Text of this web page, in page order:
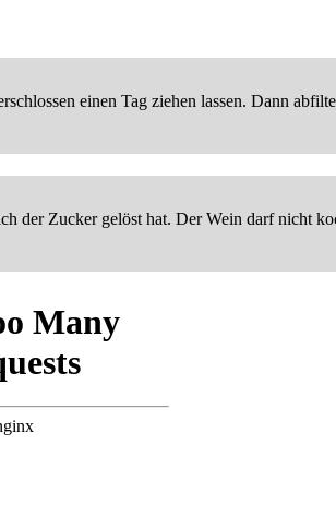
einen Tag ziehen lassen. Dann
der Zucker gelöst hat. Der Wein darf nicht